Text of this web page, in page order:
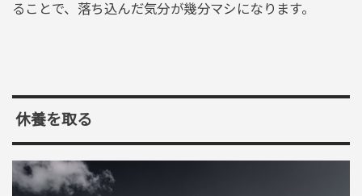
ることで、落ち込んだ気分が幾分マシになります。
休養を取る